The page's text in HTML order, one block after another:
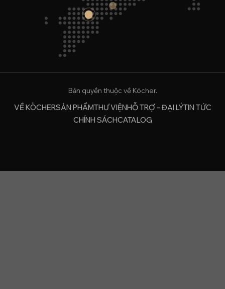
Bản quyền thuộc về Köcher.
VỀ KÖCHERSẢN PHẨMTHƯ VIỆNHỖ TRỢ – ĐẠI LÝTIN TỨC
CHÍNH SÁCHCATALOG